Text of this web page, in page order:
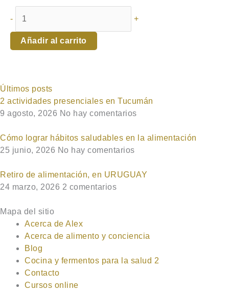
- +
Añadir al carrito
Últimos posts
2 actividades presenciales en Tucumán
9 agosto, 2026 No hay comentarios
Cómo lograr hábitos saludables en la alimentación
25 junio, 2026 No hay comentarios
Retiro de alimentación, en URUGUAY
24 marzo, 2026 2 comentarios
Mapa del sitio
Acerca de Alex
Acerca de alimento y conciencia
Blog
Cocina y fermentos para la salud 2
Contacto
Cursos online